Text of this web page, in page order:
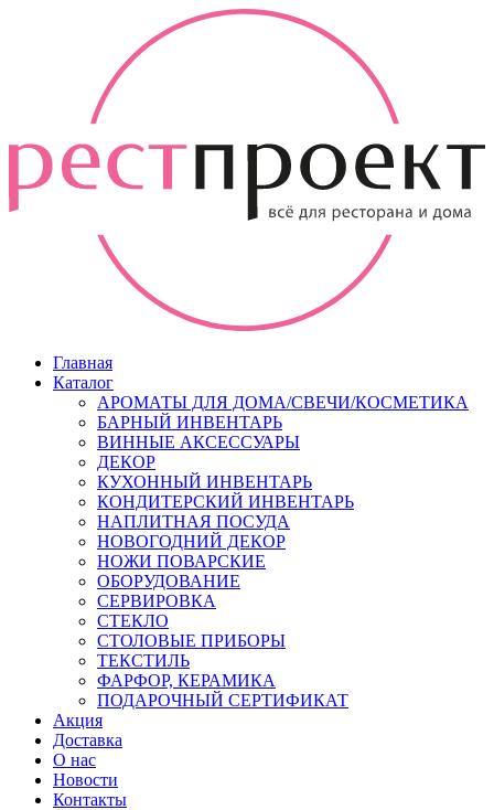
Главная
Каталог
АРОМАТЫ ДЛЯ ДОМА/СВЕЧИ/КОСМЕТИКА
БАРНЫЙ ИНВЕНТАРЬ
ВИННЫЕ АКСЕССУАРЫ
ДЕКОР
КУХОННЫЙ ИНВЕНТАРЬ
КОНДИТЕРСКИЙ ИНВЕНТАРЬ
НАПЛИТНАЯ ПОСУДА
НОВОГОДНИЙ ДЕКОР
НОЖИ ПОВАРСКИЕ
ОБОРУДОВАНИЕ
СЕРВИРОВКА
СТЕКЛО
СТОЛОВЫЕ ПРИБОРЫ
ТЕКСТИЛЬ
ФАРФОР, КЕРАМИКА
ПОДАРОЧНЫЙ СЕРТИФИКАТ
Акция
Доставка
О нас
Новости
Контакты